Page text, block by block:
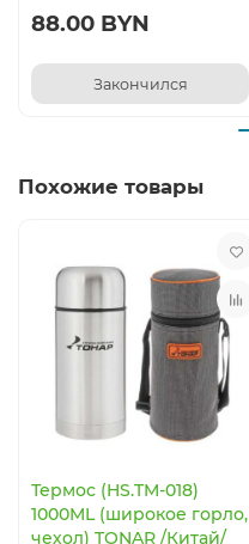
88.00 BYN
Закончился
Похожие товары
Термос (HS.TM-018)
1000ML (широкое горло,
чехол) TONAR /Китай/